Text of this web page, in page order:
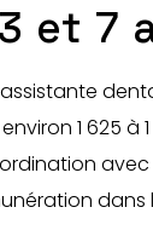
et 7
1 625